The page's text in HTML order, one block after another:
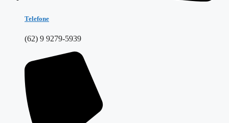
Telefone
(62) 9 9279-5939